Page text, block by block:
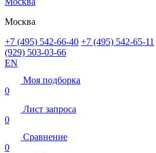
Москва
+7 (495) 542-66-40 +7 (495) 542-65-11
(929) 503-03-66
EN
Моя подборка
0
Лист запроса
0
Сравнение
0